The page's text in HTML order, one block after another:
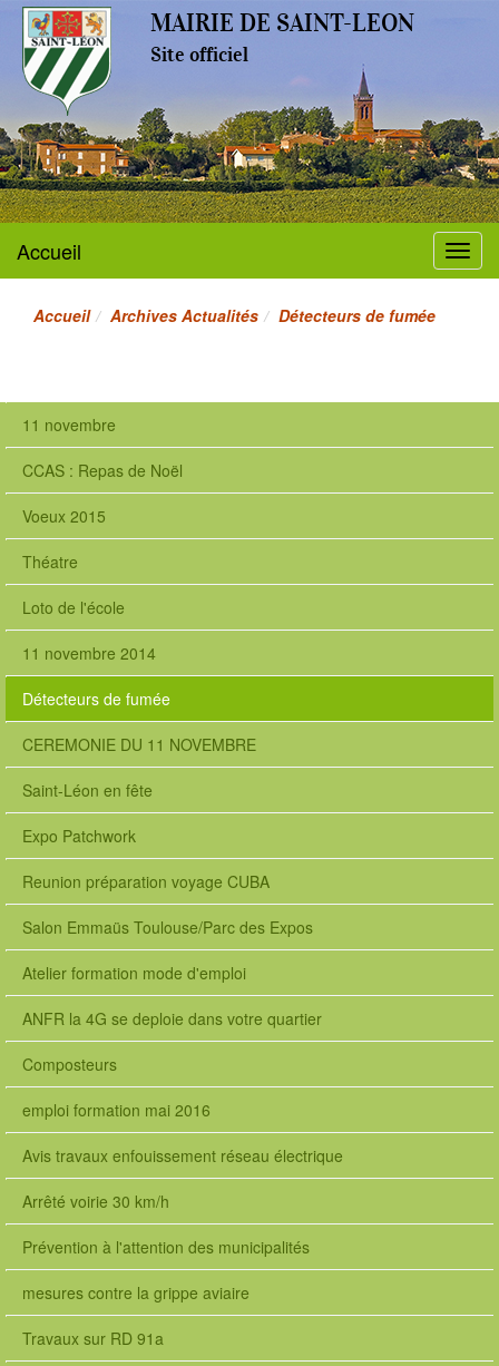
MAIRIE DE SAINT-LEON
Site officiel
Menu
Accueil
Accueil Archives Actualités Détecteurs de fumée
11 novembre
CCAS : Repas de Noël
Voeux 2015
Théatre
Loto de l'école
11 novembre 2014
Détecteurs de fumée
CEREMONIE DU 11 NOVEMBRE
Saint-Léon en fête
Expo Patchwork
Reunion préparation voyage CUBA
Salon Emmaüs Toulouse/Parc des Expos
Atelier formation mode d'emploi
ANFR la 4G se deploie dans votre quartier
Composteurs
emploi formation mai 2016
Avis travaux enfouissement réseau électrique
Arrêté voirie 30 km/h
Prévention à l'attention des municipalités
mesures contre la grippe aviaire
Travaux sur RD 91a